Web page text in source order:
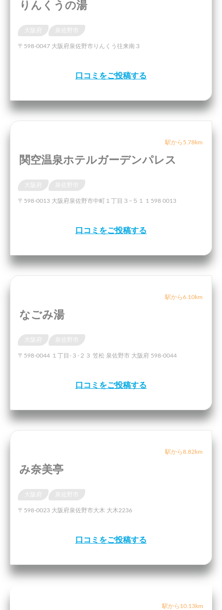
りんくうの湯
〒598-0047 大阪府泉佐野市りんくう往来南３
口コミをご投稿する
駅から5.78km
関空温泉ホテルガーデンパレス
〒598-0013 大阪府泉佐野市中町１丁目３−５１ 1 598 0013
口コミをご投稿する
駅から6.10km
なごみ湯
〒598-0044 １丁目-３-２３ 笠松 泉佐野市 大阪府 598-0044
口コミをご投稿する
駅から8.82km
み奈美亭
〒598-0023 大阪府泉佐野市大木 大木2236
口コミをご投稿する
駅から10.13km